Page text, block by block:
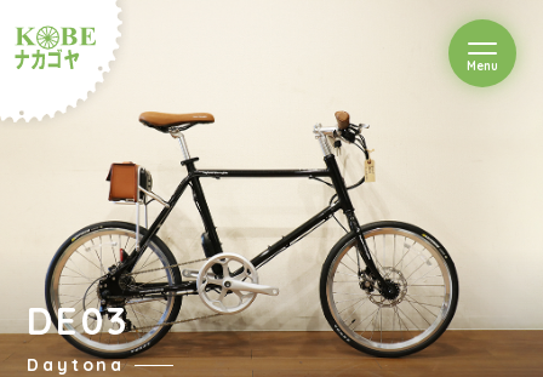
ルショップナカゴヤ
Menuを開閉
Daytona
DE03